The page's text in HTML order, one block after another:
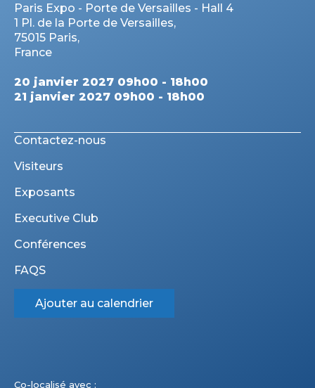
Paris Expo - Porte de Versailles - Hall 4
1 Pl. de la Porte de Versailles,
75015 Paris,
France
20 janvier 2027 09h00 - 18h00
21 janvier 2027 09h00 - 18h00
Contactez-nous
Visiteurs
Exposants
Executive Club
Conférences
FAQS
Ajouter au calendrier
Co-localisé avec :